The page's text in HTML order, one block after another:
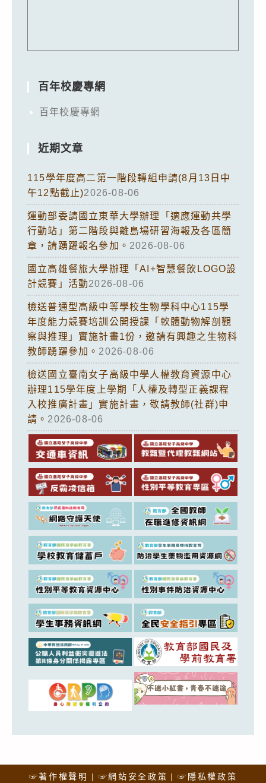
百年校慶專網
百年校慶專網
近期文章
115學年度高二第一階段轉組申請(8月13日中
午12點截止)2026-08-06
運動部委請國立東華大學辦理「適應運動共學
行動站」第二階段與離島場研習海報及各區簡
章，請踴躍報名參加。 2026-08-06
國立高雄餐旅大學辦理「AI+智慧餐飲LOGO設
計競賽」活動2026-08-06
檢送普通型高級中等學校生物學科中心115學
年度能力競賽培訓公開授課「軟體動物解剖觀
察與推理」實施計畫1份，邀請有興趣之生物科
教師踴躍參加。 2026-08-06
檢送國立臺南女子高級中學人權教育資源中心
辦理115學年度上學期「人權及轉型正義課程
入校推廣計畫」實施計畫，敬請教師(社群)申
請。 2026-08-06
☞著作權聲明 ☞網站安全政策 ☞隱私權政策